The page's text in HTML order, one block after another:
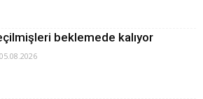
beklemede kalıyor
05.08.2026